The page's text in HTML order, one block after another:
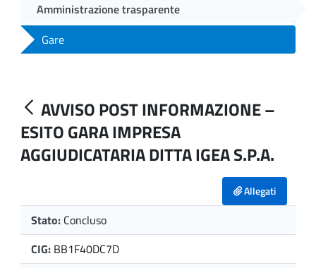
Amministrazione trasparente
Gare
AVVISO POST INFORMAZIONE –
ESITO GARA IMPRESA
AGGIUDICATARIA DITTA IGEA S.P.A.
Allegati
Stato: Concluso
CIG: BB1F40DC7D